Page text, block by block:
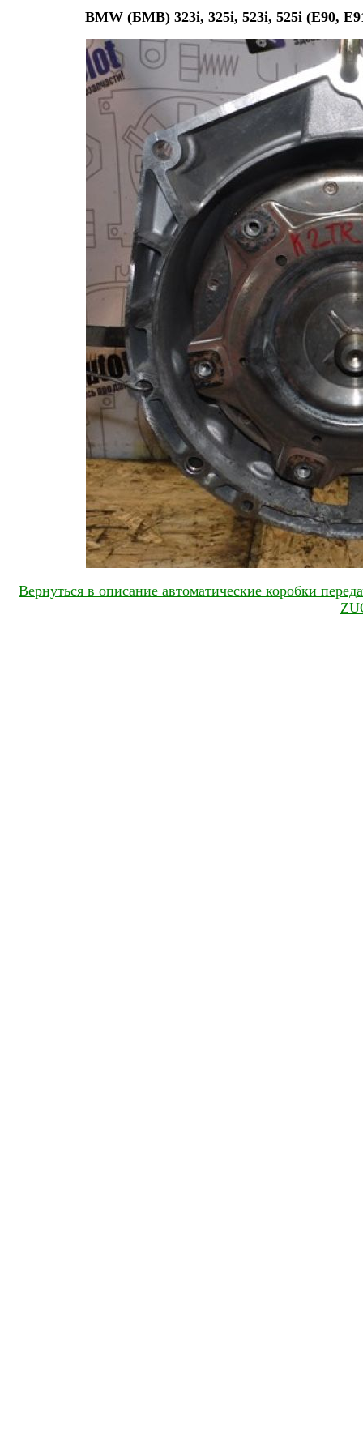
BMW (БМВ) 323i, 325i, 523i, 525i (E90,
Вернуться в описание автоматические коробки